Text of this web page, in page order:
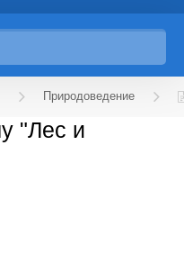
Природоведение
"Лес и